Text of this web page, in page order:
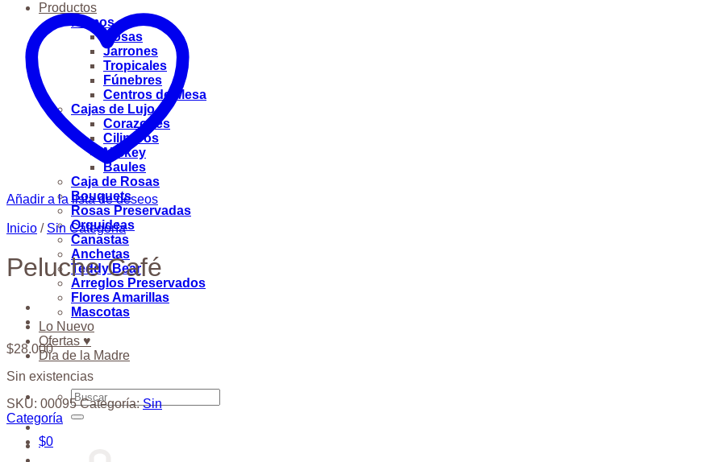
Productos
Ramos
Rosas
Jarrones
Tropicales
Fúnebres
Centros de Mesa
Cajas de Lujo
Corazones
Cilindros
Mickey
Baules
Caja de Rosas
Bouquets
Rosas Preservadas
Orquideas
Canastas
Anchetas
Teddy Bear
Arreglos Preservados
Flores Amarillas
Mascotas
Lo Nuevo
Ofertas ♥
Dia de la Madre
Buscar
por:
$0
Añadir a la lista de deseos
Inicio / Sin Categoría
Peluche Café
$28.000
Sin existencias
SKU: 00095 Categoría:Sin
Categoría